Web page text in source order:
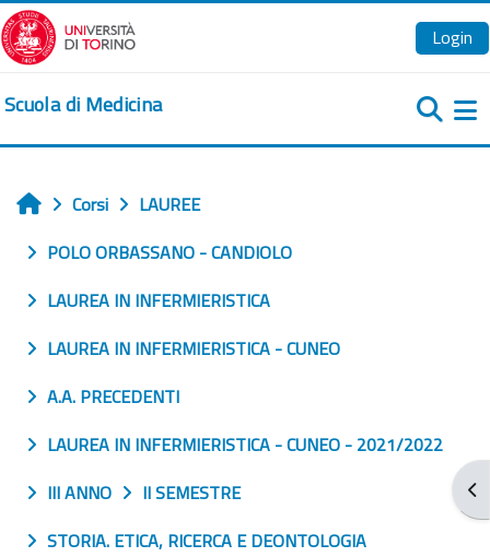
Vai al contenuto principale
Login
Scuola di Medicina
Home
Corsi
LAUREE
POLO ORBASSANO - CANDIOLO
LAUREA IN INFERMIERISTICA
LAUREA IN INFERMIERISTICA - CUNEO
A.A. PRECEDENTI
LAUREA IN INFERMIERISTICA - CUNEO - 2021/2022
III ANNO
II SEMESTRE
STORIA. ETICA, RICERCA E DEONTOLOGIA